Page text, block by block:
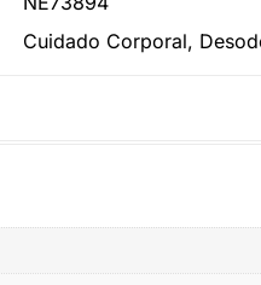
Cuidado Corporal,